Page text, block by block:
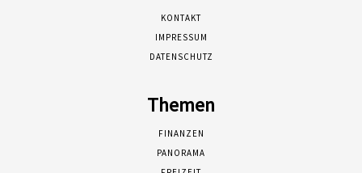
KONTAKT
IMPRESSUM
DATENSCHUTZ
Themen
FINANZEN
PANORAMA